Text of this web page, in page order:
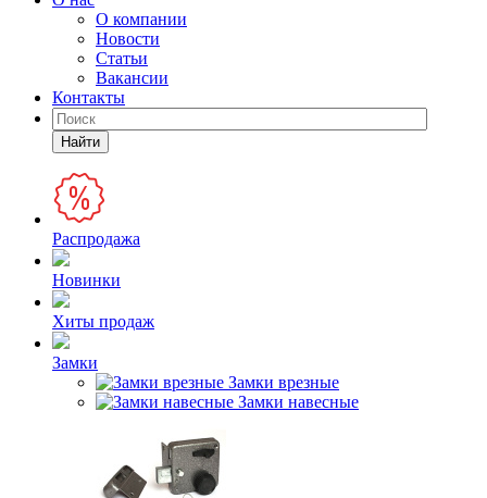
О компании
Новости
Статьи
Вакансии
Контакты
Найти
Распродажа
Новинки
Хиты продаж
Замки
Замки врезные
Замки навесные